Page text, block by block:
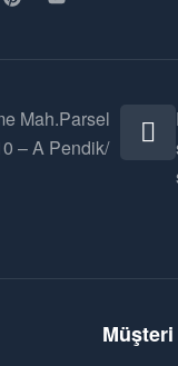
Mah.Parsel
– A Pendik/